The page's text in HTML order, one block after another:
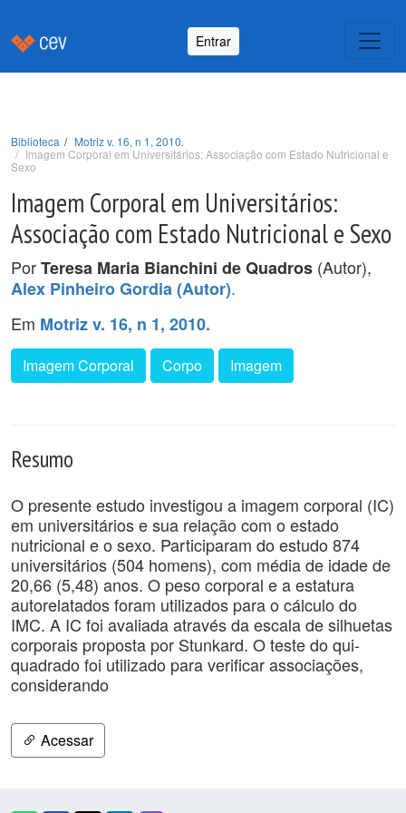
Entrar
Biblioteca
Motriz v. 16, n 1, 2010.
Imagem Corporal em Universitários: Associação com Estado Nutricional e
Sexo
Imagem Corporal em Universitários:
Associação com Estado Nutricional e Sexo
PorTeresa Maria Bianchini de Quadros (Autor),
Alex Pinheiro Gordia (Autor).
Em Motriz v. 16, n 1, 2010.
Imagem Corporal Corpo Imagem
Resumo
O presente estudo investigou a imagem corporal (IC)
em universitários e sua relação com o estado
nutricional e o sexo. Participaram do estudo 874
universitários (504 homens), com média de idade de
20,66 (5,48) anos. O peso corporal e a estatura
autorelatados foram utilizados para o cálculo do
IMC. A IC foi avaliada através da escala de silhuetas
corporais proposta por Stunkard. O teste do qui-
quadrado foi utilizado para verificar associações,
considerando
Acessar